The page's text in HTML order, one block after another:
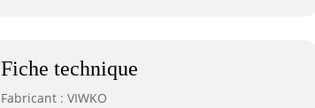
Fiche technique
Fabricant : VIWKO